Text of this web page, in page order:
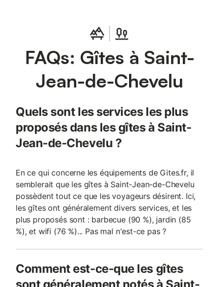
FAQs: Gîtes à Saint-
Jean-de-Chevelu
Quels sont les services les plus
proposés dans les gîtes à Saint-
Jean-de-Chevelu ?
En ce qui concerne les équipements de Gites.fr, il
semblerait que les gîtes à Saint-Jean-de-Chevelu
possèdent tout ce que les voyageurs désirent. Ici,
les gîtes ont généralement divers services, et les
plus proposés sont : barbecue (90 %), jardin (85
%), et wifi (76 %)... Pas mal n'est-ce pas ?
Comment est-ce-que les gîtes